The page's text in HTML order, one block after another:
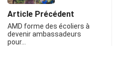
Article Précédent
AMD forme des écoliers à
devenir ambassadeurs
pour…